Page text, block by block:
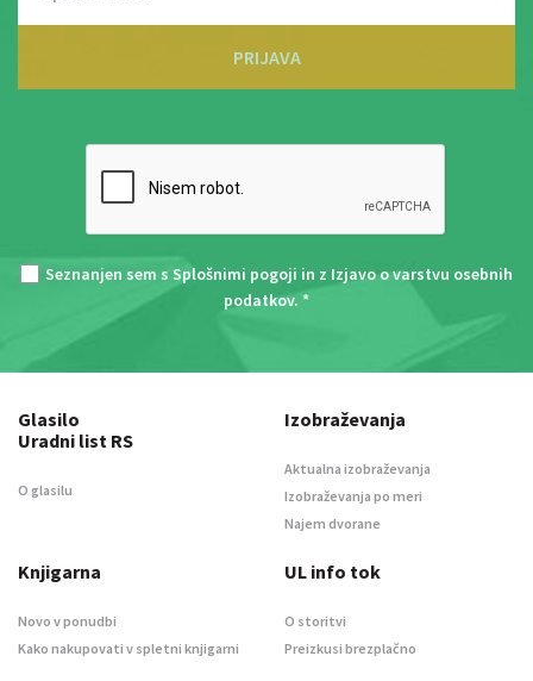
PRIJAVA
Seznanjen sem s Splošnimi pogoji in z Izjavo o varstvu osebnih
podatkov. *
Glasilo
Uradni list RS
O glasilu
Izobraževanja
Aktualna izobraževanja
Izobraževanja po meri
Najem dvorane
Knjigarna
Novo v ponudbi
Kako nakupovati v spletni knjigarni
UL info tok
O storitvi
Preizkusi brezplačno